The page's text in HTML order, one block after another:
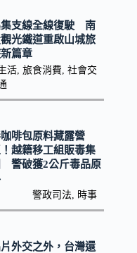
支線全線復駛 南
光鐵道重啟山城旅
篇章
活, 旅食消費 社會交
啡包原料藏露營
越籍移工組販毒集
警破獲2公斤毒品原
警政司法 時事
外交之外，台灣還